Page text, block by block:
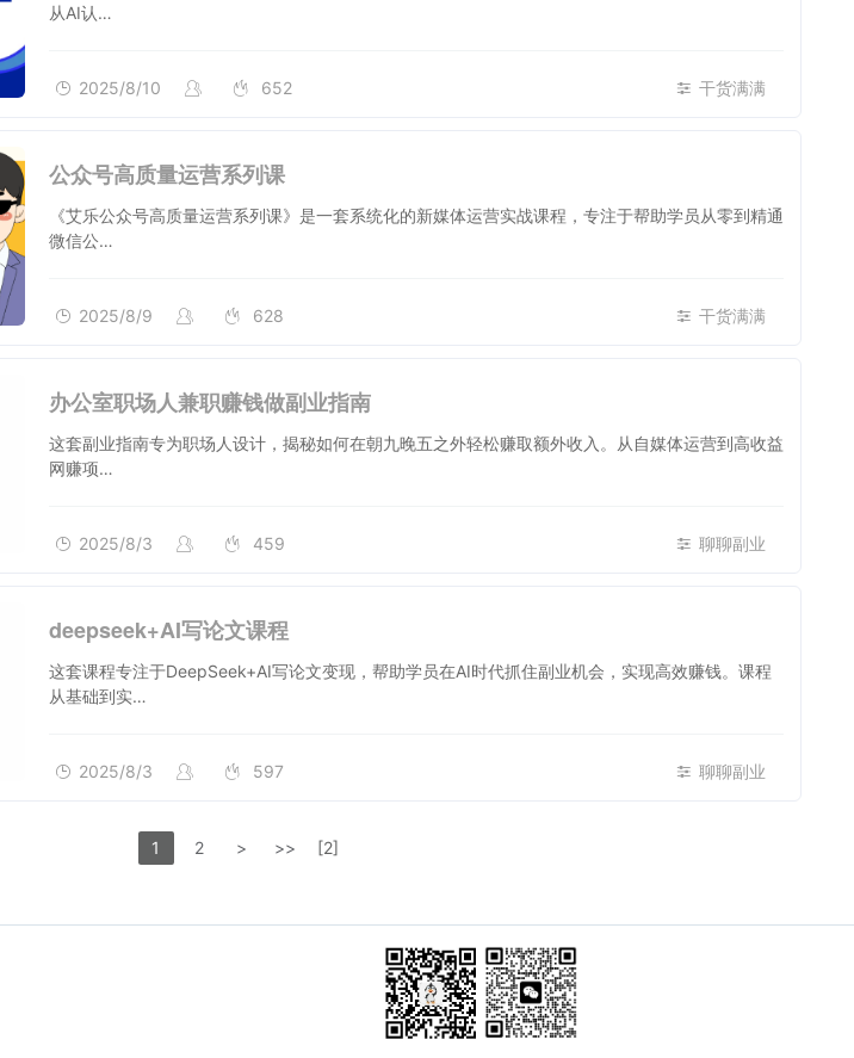
从AI认…
干货满满
2025/8/10 652
公众号高质量运营系列课
《艾乐公众号高质量运营系列课》是一套系统化的新媒体运营实战课程，专注于帮助学员从零到精通
微信公…
干货满满
2025/8/9 628
办公室职场人兼职赚钱做副业指南
这套副业指南专为职场人设计，揭秘如何在朝九晚五之外轻松赚取额外收入。从自媒体运营到高收益
网赚项…
聊聊副业
2025/8/3 459
deepseek+AI写论文课程
这套课程专注于DeepSeek+AI写论文变现，帮助学员在AI时代抓住副业机会，实现高效赚钱。课程
从基础到实…
聊聊副业
2025/8/3 597
1 2 > >> [2]